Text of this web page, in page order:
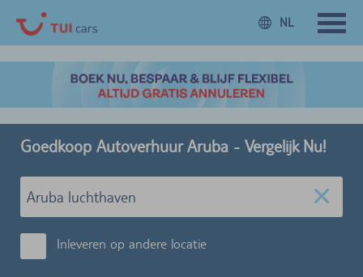
NL
Goedkoop Autoverhuur Aruba - Vergelijk Nu!
Inleveren op andere locatie